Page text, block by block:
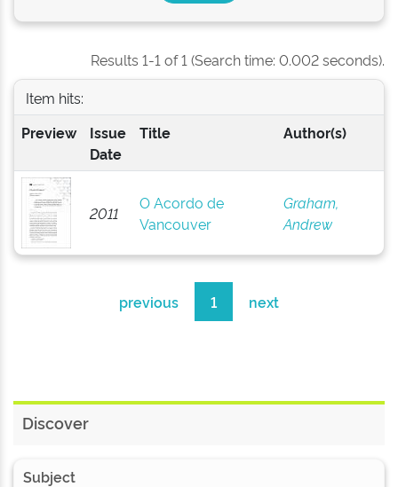
Results 1-1 of 1 (Search time: 0.002 seconds).
Item hits:
Preview
Issue
Date
Title Author(s)
2011
O Acordo de
Vancouver
Graham,
Andrew
previous 1 next
Discover
Subject